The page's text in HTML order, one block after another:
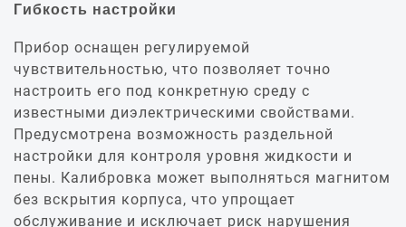
Гибкость настройки
Прибор оснащен регулируемой
чувствительностью, что позволяет точно
настроить его под конкретную среду с
известными диэлектрическими свойствами.
Предусмотрена возможность раздельной
настройки для контроля уровня жидкости и
пены. Калибровка может выполняться магнитом
без вскрытия корпуса, что упрощает
обслуживание и исключает риск нарушения